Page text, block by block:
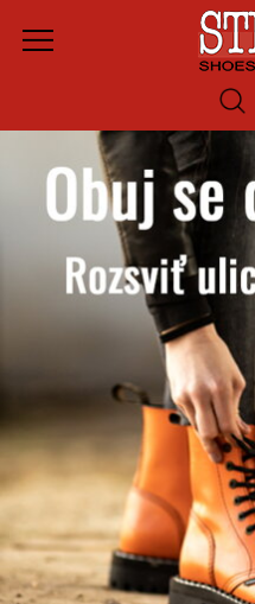
Menu